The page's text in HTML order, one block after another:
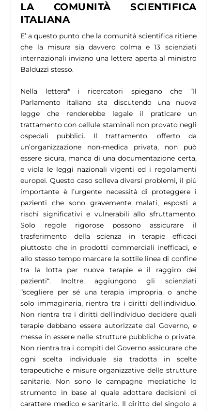
LA COMUNITÀ SCIENTIFICA
ITALIANA
E’ a questo punto che la comunità scientifica ritiene
che la misura sia davvero colma e 13 scienziati
internazionali inviano una lettera aperta al ministro
Balduzzi stesso.
Nella lettera* i ricercatori spiegano che “Il
Parlamento italiano sta discutendo una nuova
legge che renderebbe legale il praticare un
trattamento con cellule staminali non provato negli
ospedali pubblici. Il trattamento, offerto da
un’organizzazione non-medica privata, non può
essere sicura, manca di una documentazione certa,
e viola le leggi nazionali vigenti ed i regolamenti
europei. Questo caso solleva diversi problemi, il più
importante è l’urgente necessità di proteggere i
pazienti che sono gravemente malati, esposti a
rischi significativi e vulnerabili allo sfruttamento.
Solo regole rigorose possono assicurare il
trasferimento della scienza in terapie efficaci
piuttosto che in prodotti commerciali inefficaci, e
allo stesso tempo marcare la sottile linea di confine
tra la lotta per nuove terapie e il raggiro dei
pazienti“. Inoltre, aggiungono gli scienziati
“scegliere per sé una terapia impropria, o anche
solo immaginaria, rientra tra i diritti dell’individuo.
Non rientra tra i diritti dell’individuo decidere quali
terapie debbano essere autorizzate dal Governo, e
messe in essere nelle strutture pubbliche o private.
Non rientra tra i compiti del Governo assicurare che
ogni scelta individuale sia tradotta in scelte
terapeutiche e misure organizzative delle strutture
sanitarie. Non sono le campagne mediatiche lo
strumento in base al quale adottare decisioni di
carattere medico e sanitario. Il diritto del singolo a